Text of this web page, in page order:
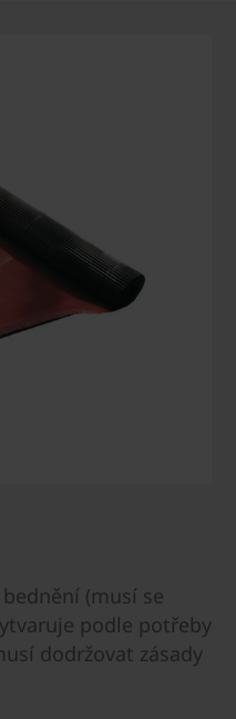
(musí se
podle potřeby
dodržovat zásady